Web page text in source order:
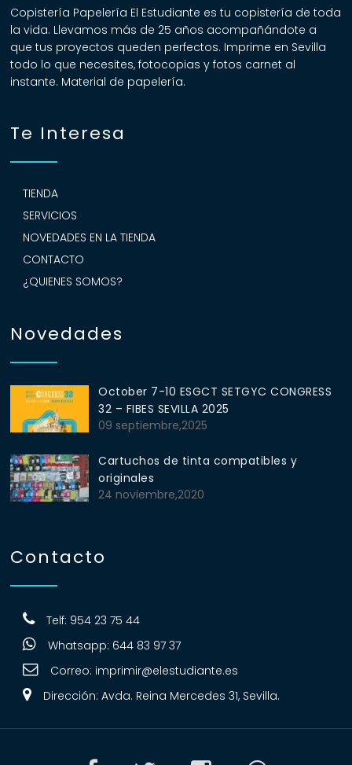
Copistería Papelería El Estudiante es tu copistería de toda
la vida. Llevamos más de 25 años acompañándote a
que tus proyectos queden perfectos. Imprime en Sevilla
todo lo que necesites, fotocopias y fotos carnet al
instante. Material de papelería.
Te Interesa
TIENDA
SERVICIOS
NOVEDADES EN LA TIENDA
CONTACTO
¿QUIENES SOMOS?
Novedades
October 7-10 ESGCT SETGYC CONGRESS
32 – FIBES SEVILLA 2025
09 septiembre,2025
Cartuchos de tinta compatibles y
originales
24 noviembre,2020
Contacto
Telf: 954 23 75 44
Whatsapp: 644 83 97 37
Correo: imprimir@elestudiante.es
Dirección: Avda. Reina Mercedes 31, Sevilla.